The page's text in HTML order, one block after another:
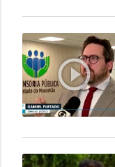
play_circle_outline